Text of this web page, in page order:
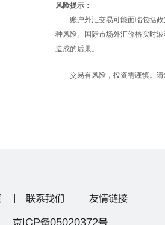
风险提示：
账户外汇交易可能面临包括政
种风险。国际市场外汇价格实时
造成的后果。
交易有风险，投资需谨慎。请
联系我们 友情链接
京ICP备05020372号